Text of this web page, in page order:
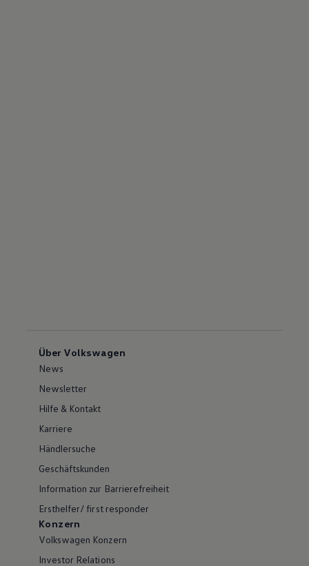
Über Volkswagen
News
Newsletter
Hilfe & Kontakt
Karriere
Händlersuche
Geschäftskunden
Information zur Barrierefreiheit
Ersthelfer/ first responder
Konzern
Volkswagen Konzern
Investor Relations